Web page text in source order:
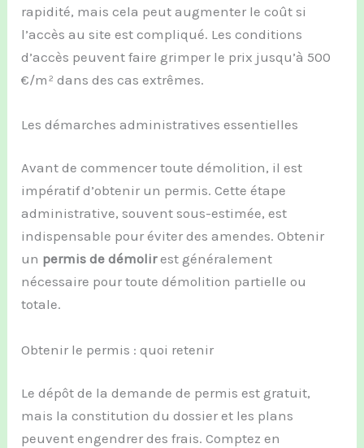
rapidité, mais cela peut augmenter le coût si
l’accès au site est compliqué. Les conditions
d’accès peuvent faire grimper le prix jusqu’à 500
€/m² dans des cas extrêmes.
Les démarches administratives essentielles
Avant de commencer toute démolition, il est
impératif d’obtenir un permis. Cette étape
administrative, souvent sous-estimée, est
indispensable pour éviter des amendes. Obtenir
un permis de démolirest généralement
nécessaire pour toute démolition partielle ou
totale.
Obtenir le permis : quoi retenir
Le dépôt de la demande de permis est gratuit,
mais la constitution du dossier et les plans
peuvent engendrer des frais. Comptez en